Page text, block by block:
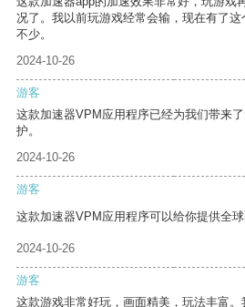
况了。我以前玩游戏经常会输，现在有了
不少。
2024-10-26
游客
这款加速器VPM应用程序已经为我们带来
护。
2024-10-26
游客
这款加速器VPM应用程序可以给你提供全球
2024-10-26
游客
这款游戏非常好玩，画面精美，玩法丰富